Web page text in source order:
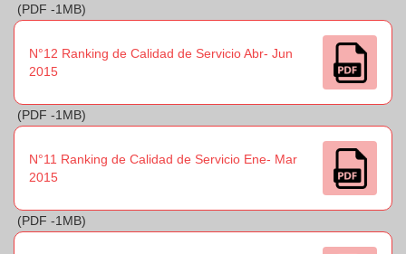
(PDF -1MB)
N°12 Ranking de Calidad de Servicio Abr- Jun
2015
(PDF -1MB)
N°11 Ranking de Calidad de Servicio Ene- Mar
2015
(PDF -1MB)